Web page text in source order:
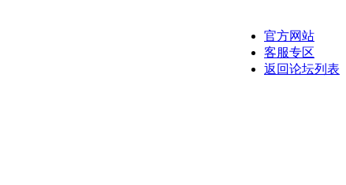
官方网站
客服专区
返回论坛列表